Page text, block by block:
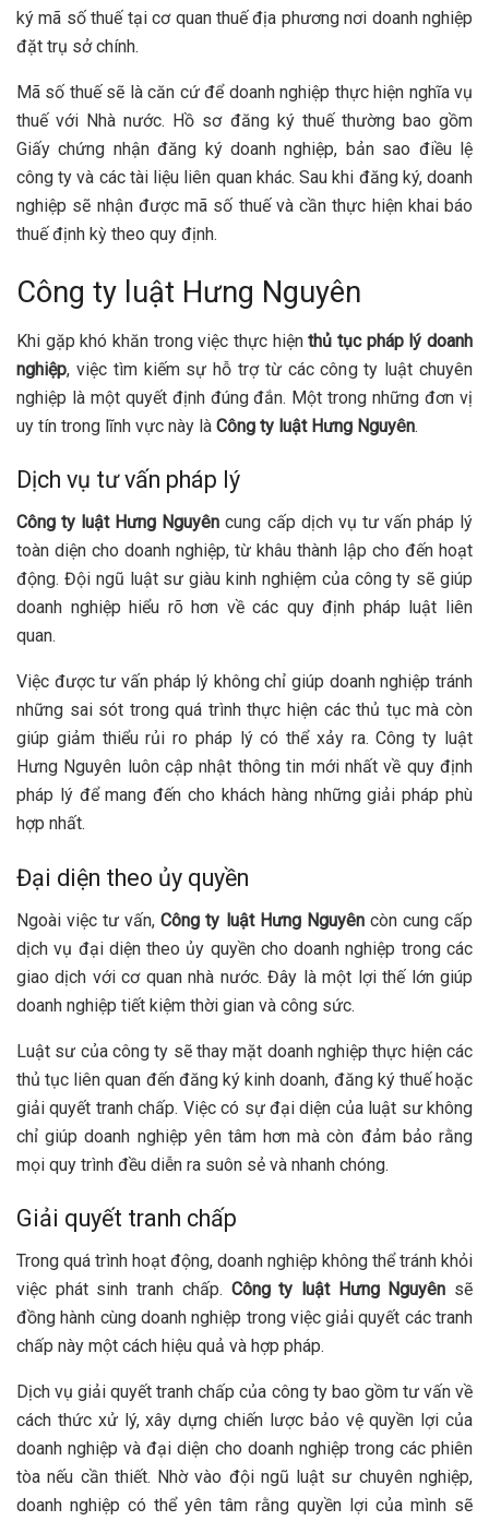
ký mã số thuế tại cơ quan thuế địa phương nơi doanh nghiệp
đặt trụ sở chính.
Mã số thuế sẽ là căn cứ để doanh nghiệp thực hiện nghĩa vụ
thuế với Nhà nước. Hồ sơ đăng ký thuế thường bao gồm
Giấy chứng nhận đăng ký doanh nghiệp, bản sao điều lệ
công ty và các tài liệu liên quan khác. Sau khi đăng ký, doanh
nghiệp sẽ nhận được mã số thuế và cần thực hiện khai báo
thuế định kỳ theo quy định.
Công ty luật Hưng Nguyên
Khi gặp khó khăn trong việc thực hiệnthủ tục pháp lý doanh
nghiệp, việc tìm kiếm sự hỗ trợ từ các công ty luật chuyên
nghiệp là một quyết định đúng đắn. Một trong những đơn vị
uy tín trong lĩnh vực này là Công ty luật Hưng Nguyên.
Dịch vụ tư vấn pháp lý
Công ty luật Hưng Nguyên cung cấp dịch vụ tư vấn pháp lý
toàn diện cho doanh nghiệp, từ khâu thành lập cho đến hoạt
động. Đội ngũ luật sư giàu kinh nghiệm của công ty sẽ giúp
doanh nghiệp hiểu rõ hơn về các quy định pháp luật liên
quan.
Việc được tư vấn pháp lý không chỉ giúp doanh nghiệp tránh
những sai sót trong quá trình thực hiện các thủ tục mà còn
giúp giảm thiểu rủi ro pháp lý có thể xảy ra. Công ty luật
Hưng Nguyên luôn cập nhật thông tin mới nhất về quy định
pháp lý để mang đến cho khách hàng những giải pháp phù
hợp nhất.
Đại diện theo ủy quyền
Ngoài việc tư vấn,Công ty luật Hưng Nguyêncòn cung cấp
dịch vụ đại diện theo ủy quyền cho doanh nghiệp trong các
giao dịch với cơ quan nhà nước. Đây là một lợi thế lớn giúp
doanh nghiệp tiết kiệm thời gian và công sức.
Luật sư của công ty sẽ thay mặt doanh nghiệp thực hiện các
thủ tục liên quan đến đăng ký kinh doanh, đăng ký thuế hoặc
giải quyết tranh chấp. Việc có sự đại diện của luật sư không
chỉ giúp doanh nghiệp yên tâm hơn mà còn đảm bảo rằng
mọi quy trình đều diễn ra suôn sẻ và nhanh chóng.
Giải quyết tranh chấp
Trong quá trình hoạt động, doanh nghiệp không thể tránh khỏi
việc phát sinh tranh chấp. Công ty luật Hưng Nguyên sẽ
đồng hành cùng doanh nghiệp trong việc giải quyết các tranh
chấp này một cách hiệu quả và hợp pháp.
Dịch vụ giải quyết tranh chấp của công ty bao gồm tư vấn về
cách thức xử lý, xây dựng chiến lược bảo vệ quyền lợi của
doanh nghiệp và đại diện cho doanh nghiệp trong các phiên
tòa nếu cần thiết. Nhờ vào đội ngũ luật sư chuyên nghiệp,
doanh nghiệp có thể yên tâm rằng quyền lợi của mình sẽ